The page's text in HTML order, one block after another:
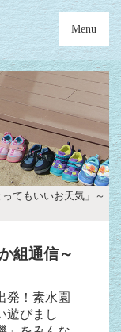
Menu
ってもいいお天気」～
組通信～
発！素水園
遊びまし